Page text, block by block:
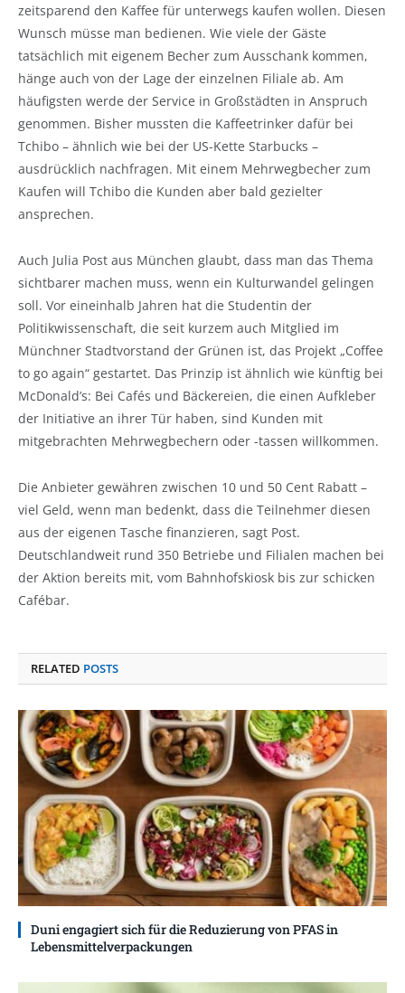
zeitsparend den Kaffee für unterwegs kaufen wollen. Diesen
Wunsch müsse man bedienen. Wie viele der Gäste
tatsächlich mit eigenem Becher zum Ausschank kommen,
hänge auch von der Lage der einzelnen Filiale ab. Am
häufigsten werde der Service in Großstädten in Anspruch
genommen. Bisher mussten die Kaffeetrinker dafür bei
Tchibo – ähnlich wie bei der US-Kette Starbucks –
ausdrücklich nachfragen. Mit einem Mehrwegbecher zum
Kaufen will Tchibo die Kunden aber bald gezielter
ansprechen.
Auch Julia Post aus München glaubt, dass man das Thema
sichtbarer machen muss, wenn ein Kulturwandel gelingen
soll. Vor eineinhalb Jahren hat die Studentin der
Politikwissenschaft, die seit kurzem auch Mitglied im
Münchner Stadtvorstand der Grünen ist, das Projekt „Coffee
to go again“ gestartet. Das Prinzip ist ähnlich wie künftig bei
McDonald’s: Bei Cafés und Bäckereien, die einen Aufkleber
der Initiative an ihrer Tür haben, sind Kunden mit
mitgebrachten Mehrwegbechern oder -tassen willkommen.
Die Anbieter gewähren zwischen 10 und 50 Cent Rabatt –
viel Geld, wenn man bedenkt, dass die Teilnehmer diesen
aus der eigenen Tasche finanzieren, sagt Post.
Deutschlandweit rund 350 Betriebe und Filialen machen bei
der Aktion bereits mit, vom Bahnhofskiosk bis zur schicken
Cafébar.
RELATED POSTS
Duni engagiert sich für die Reduzierung von PFAS in
Lebensmittelverpackungen